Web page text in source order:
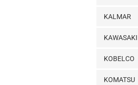
KALMAR
KAWASAKI
KOBELCO
KOMATSU